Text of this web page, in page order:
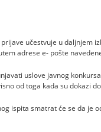
učestvuje u daljnjem
adrese e- pošte
uslove javnog
od toga kada su dokazi
ispita smatrat će se da je